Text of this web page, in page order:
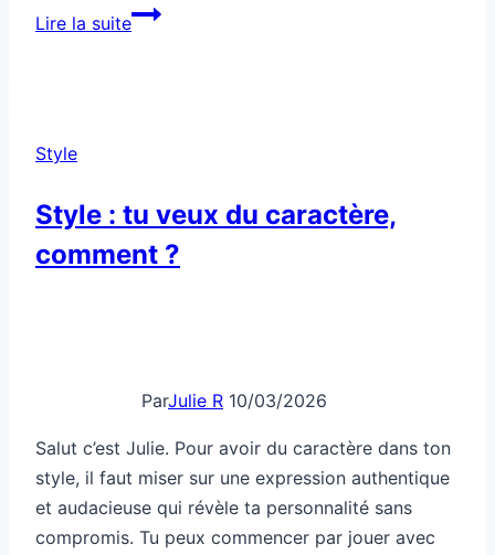
Lire la suiteStyle
Style
Style : tu veux du caractère,
comment ?
ParJulie R 10/03/2026
Salut c’est Julie. Pour avoir du caractère dans ton
style, il faut miser sur une expression authentique
et audacieuse qui révèle ta personnalité sans
compromis. Tu peux commencer par jouer avec